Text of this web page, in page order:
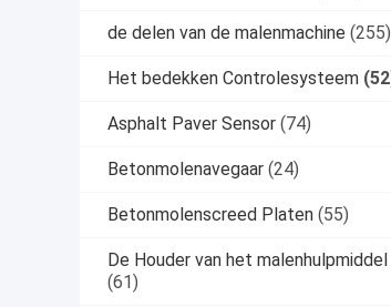
de delen van de malenmachine (255)
Het bedekken Controlesysteem
Asphalt Paver Sensor (74)
Betonmolenavegaar (24)
Betonmolenscreed Platen (55)
De Houder van het malenhulpmiddel
(61)